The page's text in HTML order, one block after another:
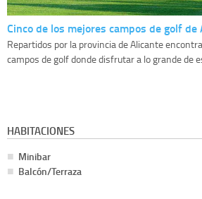
Cinco de los mejores campos de golf de
Repartidos por la provincia de Alicante
campos de golf donde disfrutar a lo grande de
HABITACIONES
Minibar
Balcón/Terraza